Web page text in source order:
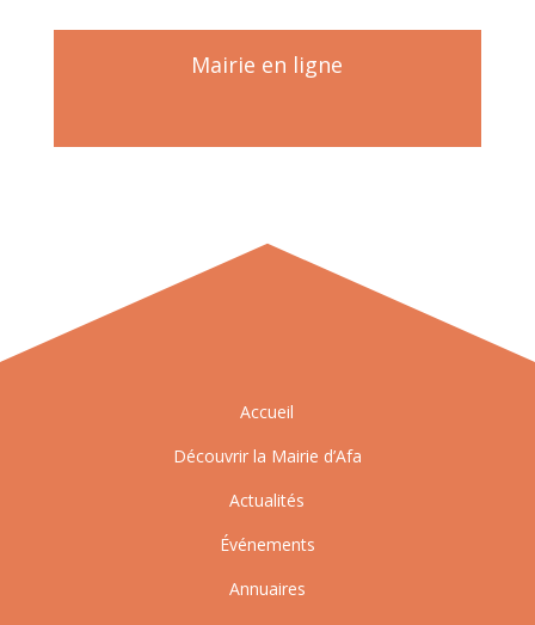
Mairie en ligne
Accueil
Découvrir la Mairie d’Afa
Actualités
Événements
Annuaires